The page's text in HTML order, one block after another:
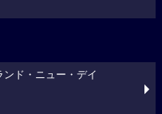
ド・ニュー・デイ